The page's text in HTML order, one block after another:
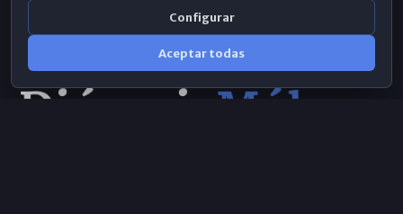
Configurar
Aceptar todas